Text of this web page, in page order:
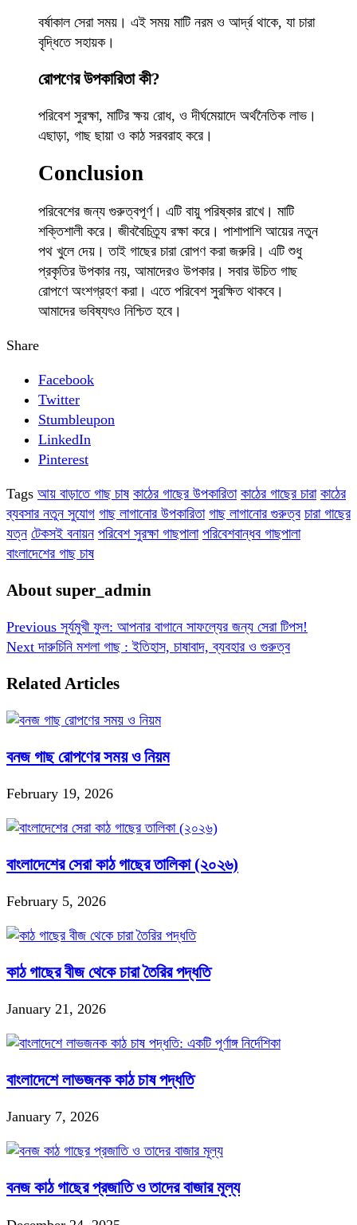
বর্ষাকাল সেরা সময়। এই সময় মাটি নরম ও আর্দ্র থাকে, যা চারা
বৃদ্ধিতে সহায়ক।
রোপণের উপকারিতা কী?
পরিবেশ সুরক্ষা, মাটির ক্ষয় রোধ, ও দীর্ঘমেয়াদে অর্থনৈতিক লাভ।
এছাড়া, গাছ ছায়া ও কাঠ সরবরাহ করে।
Conclusion
পরিবেশের জন্য গুরুত্বপূর্ণ। এটি বায়ু পরিষ্কার রাখে। মাটি
শক্তিশালী করে। জীববৈচিত্র্য রক্ষা করে। পাশাপাশি আয়ের নতুন
পথ খুলে দেয়। তাই গাছের চারা রোপণ করা জরুরি। এটি শুধু
প্রকৃতির উপকার নয়, আমাদেরও উপকার। সবার উচিত গাছ
রোপণে অংশগ্রহণ করা। এতে পরিবেশ সুরক্ষিত থাকবে।
আমাদের ভবিষ্যৎও নিশ্চিত হবে।
Share
Facebook
Twitter
Stumbleupon
LinkedIn
Pinterest
Tags আয় বাড়াতে গাছ চাষ কাঠের গাছের উপকারিতা কাঠের গাছের চারা কাঠের
ব্যবসার নতুন সুযোগ গাছ লাগানোর উপকারিতা গাছ লাগানোর গুরুত্ব চারা গাছের
যত্ন টেকসই বনায়ন পরিবেশ সুরক্ষা গাছপালা পরিবেশবান্ধব গাছপালা
বাংলাদেশের গাছ চাষ
About super_admin
Previous সূর্যমুখী ফুল: আপনার বাগানে সাফল্যের জন্য সেরা টিপস!
Next দারুচিনি মশলা গাছ : ইতিহাস, চাষাবাদ, ব্যবহার ও গুরুত্ব
Related Articles
বনজ গাছ রোপণের সময় ও নিয়ম
February 19, 2026
বাংলাদেশের সেরা কাঠ গাছের তালিকা (২০২৬)
February 5, 2026
কাঠ গাছের বীজ থেকে চারা তৈরির পদ্ধতি
January 21, 2026
বাংলাদেশে লাভজনক কাঠ চাষ পদ্ধতি
January 7, 2026
বনজ কাঠ গাছের প্রজাতি ও তাদের বাজার মূল্য